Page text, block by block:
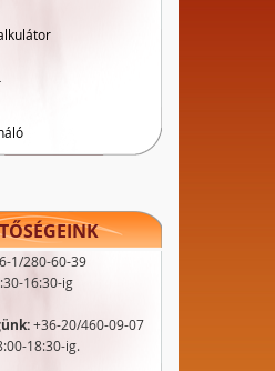
1/280-60-39
16:30-ig
+36-20/460-09-07
18:30-ig.